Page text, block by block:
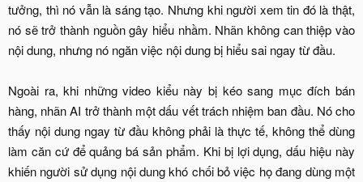
tưởng, thì nó vẫn là sáng tạo. Nhưng khi người xem tin đó là thật,
nó sẽ trở thành nguồn gây hiểu nhầm. Nhãn không can thiệp vào
nội dung, nhưng nó ngăn việc nội dung bị hiểu sai ngay từ đầu.
Ngoài ra, khi những video kiểu này bị kéo sang mục đích bán
hàng, nhãn AI trở thành một dấu vết trách nhiệm ban đầu. Nó cho
thấy nội dung ngay từ đầu không phải là thực tế, không thể dùng
làm căn cứ để quảng bá sản phẩm. Khi bị lợi dụng, dấu hiệu này
khiến người sử dụng nội dung khó chối bỏ việc họ đang dùng một